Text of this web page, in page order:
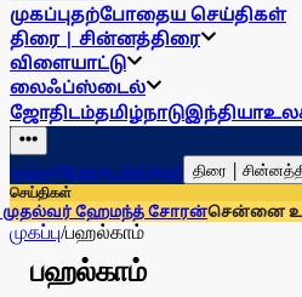
முகப்புதற்போதைய செய்திகள்
திரை | சின்னத்திரை
விளையாட்டு
லைஃப்ஸ்டைல்
ஜோதிடம்தமிழ்நாடுஇந்தியா
முகப்புதற்போதைய செய்திகள் திரை |
செய்திகள்
ஹேமந்த் சோரன்சென்னை
முகப்பு/பஹல்காம்
பஹல்காம்